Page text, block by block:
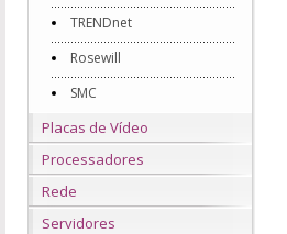
TRENDnet
Rosewill
SMC
Placas de Vídeo
Processadores
Rede
Servidores